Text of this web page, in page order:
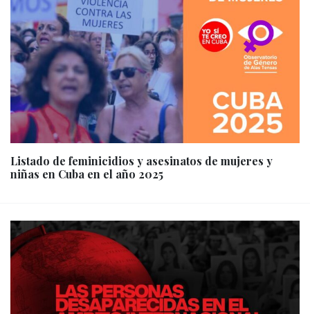
Listado de feminicidios y asesinatos de mujeres y
niñas en Cuba en el año 2025